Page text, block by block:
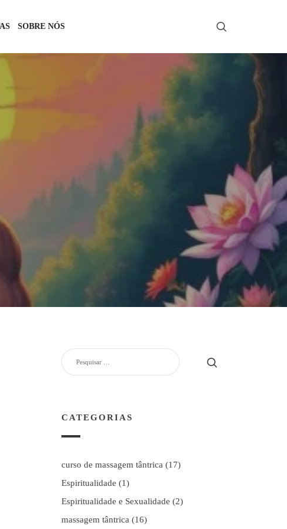
SOBRE NÓS
POR:
CATEGORIAS
curso de massagem tântrica (17)
Espiritualidade (1)
Espiritualidade e Sexualidade (2)
massagem tântrica (16)